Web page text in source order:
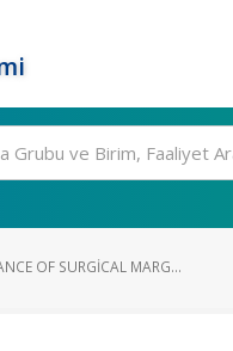
OF SURGICAL MARG...